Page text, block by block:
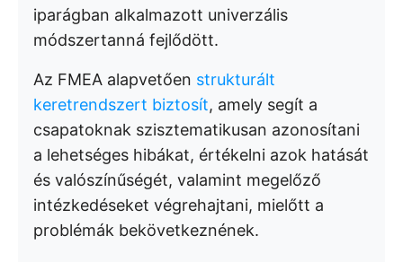
iparágban alkalmazott univerzális
módszertanná fejlődött.
Az FMEA alapvetően strukturált
keretrendszert biztosít, amely segít a
csapatoknak szisztematikusan azonosítani
a lehetséges hibákat, értékelni azok hatását
és valószínűségét, valamint megelőző
intézkedéseket végrehajtani, mielőtt a
problémák bekövetkeznének.